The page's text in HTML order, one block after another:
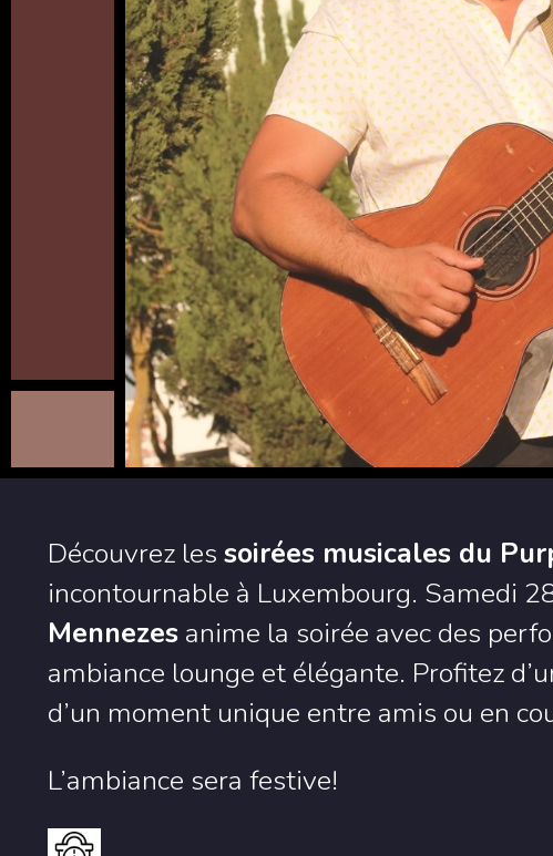
Découvrez lessoirées musicales du
incontournable à Luxembourg. Samedi
Mennezes anime la soirée avec des
ambiance lounge et élégante. Profitez
d’un moment unique entre amis ou en
L’ambiance sera festive!